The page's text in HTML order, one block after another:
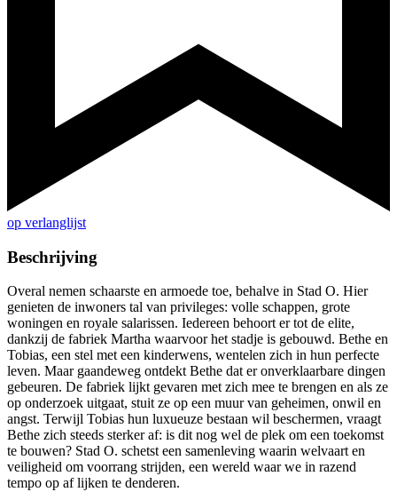
op verlanglijst
Beschrijving
Overal nemen schaarste en armoede toe, behalve in Stad O. Hier
genieten de inwoners tal van privileges: volle schappen, grote
woningen en royale salarissen. Iedereen behoort er tot de elite,
dankzij de fabriek Martha waarvoor het stadje is gebouwd. Bethe en
Tobias, een stel met een kinderwens, wentelen zich in hun perfecte
leven. Maar gaandeweg ontdekt Bethe dat er onverklaarbare dingen
gebeuren. De fabriek lijkt gevaren met zich mee te brengen en als ze
op onderzoek uitgaat, stuit ze op een muur van geheimen, onwil en
angst. Terwijl Tobias hun luxueuze bestaan wil beschermen, vraagt
Bethe zich steeds sterker af: is dit nog wel de plek om een toekomst
te bouwen? Stad O. schetst een samenleving waarin welvaart en
veiligheid om voorrang strijden, een wereld waar we in razend
tempo op af lijken te denderen.